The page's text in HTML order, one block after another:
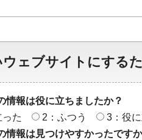
ウェブサイトにする
情報は役に立ちましたか？
た
2：ふつう
3：役
情報は見つけやすかったです